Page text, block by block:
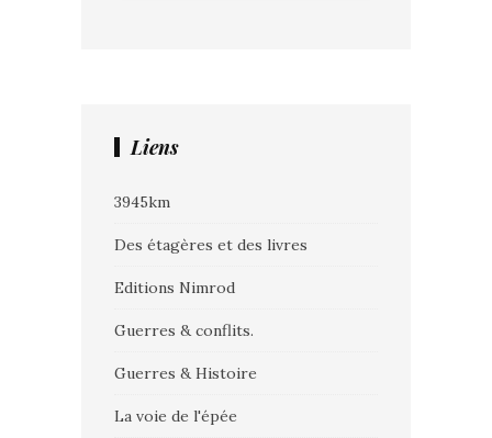
Liens
3945km
Des étagères et des livres
Editions Nimrod
Guerres & conflits.
Guerres & Histoire
La voie de l'épée